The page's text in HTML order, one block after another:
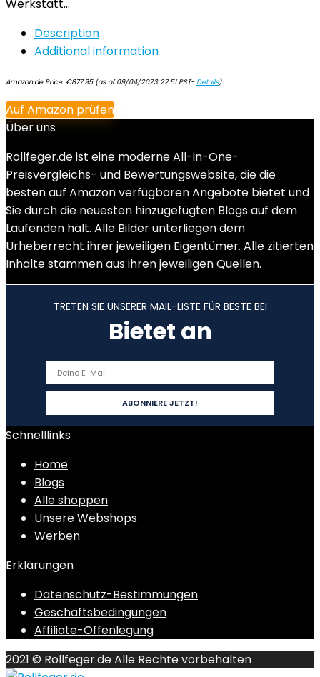
Werkstatt…
Description
Additional information
Amazon.de Price: €877.95(as of 09/04/2023 22:51 PST-Details)
Auf Amazon prüfen
Über uns
Rollfeger.de ist eine moderne All-in-One-
Preisvergleichs- und Bewertungswebsite, die die
besten auf Amazon verfügbaren Angebote bietet und
Sie durch die neuesten hinzugefügten Blogs auf dem
Laufenden hält. Alle Bilder unterliegen dem
Urheberrecht ihrer jeweiligen Eigentümer. Alle zitierten
Inhalte stammen aus ihren jeweiligen Quellen.
TRETEN SIE UNSERER MAIL-LISTE FÜR BESTE BEI
Bietet an
Schnelllinks
Home
Blogs
Alle shoppen
Unsere Webshops
Werben
Erklärungen
Datenschutz-Bestimmungen
Geschäftsbedingungen
Affiliate-Offenlegung
2021 © Rollfeger.de Alle Rechte vorbehalten